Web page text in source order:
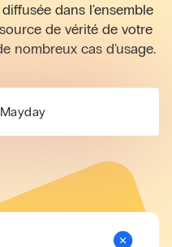
dans l'ensemble
de vérité de votre
nombreux cas d'usage.